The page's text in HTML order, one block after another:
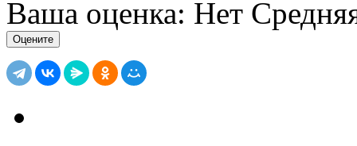
Ваша оценка: Нет